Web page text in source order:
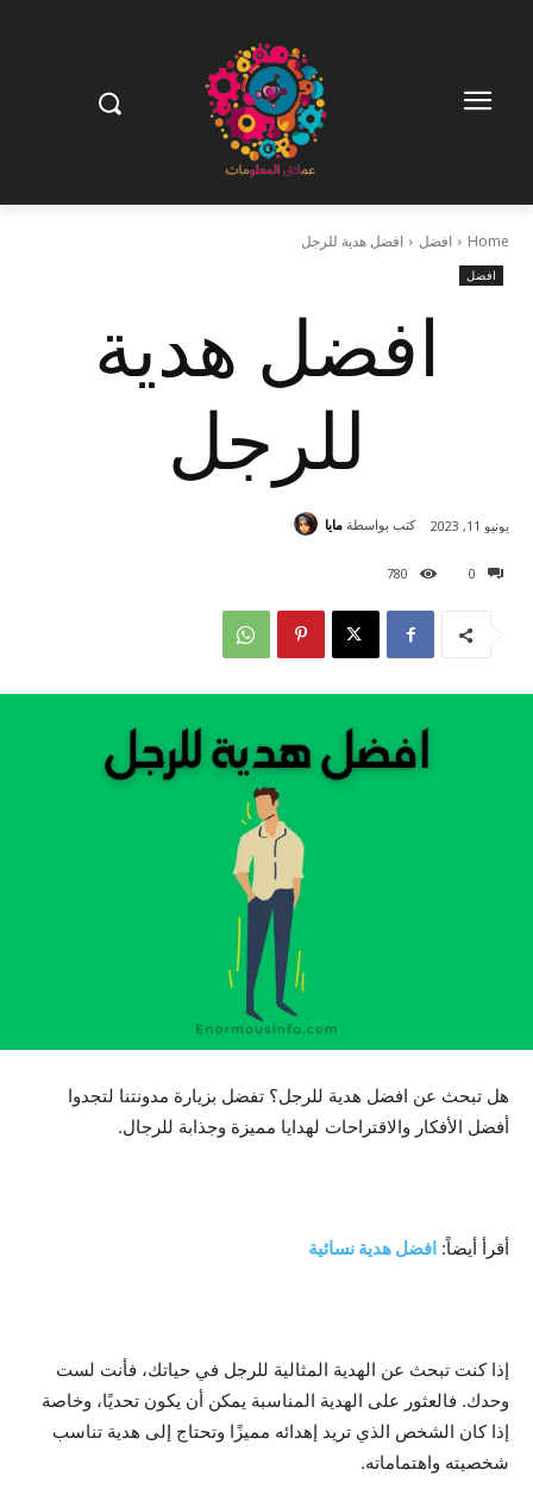
Home افضل افضل هدية للرجل
افضل
افضل هدية
للرجل
0
780
يونيو 11, 2023 كتب بواسطة مايا
هل تبحث عن افضل هدية للرجل؟ تفضل بزيارة مدونتنا لتجدوا
أفضل الأفكار والاقتراحات لهدايا مميزة وجذابة للرجال.
أقرأ أيضاً: افضل هدية نسائية
إذا كنت تبحث عن الهدية المثالية للرجل في حياتك، فأنت لست
وحدك. فالعثور على الهدية المناسبة يمكن أن يكون تحديًا، وخاصة
إذا كان الشخص الذي تريد إهدائه مميزًا وتحتاج إلى هدية تناسب
شخصيته واهتماماته.